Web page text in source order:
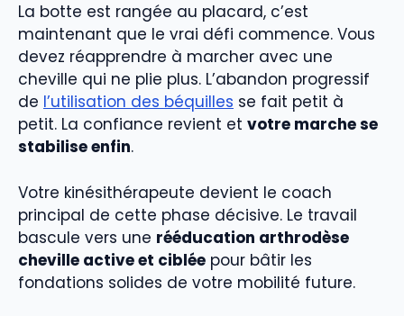
La botte est rangée au placard, c’est
maintenant que le vrai défi commence. Vous
devez réapprendre à marcher avec une
cheville qui ne plie plus. L’abandon progressif
de l’utilisation des béquilles se fait petit à
petit. La confiance revient et votre marche se
stabilise enfin.
Votre kinésithérapeute devient le coach
principal de cette phase décisive. Le travail
bascule vers une rééducation arthrodèse
cheville active et ciblée pour bâtir les
fondations solides de votre mobilité future.